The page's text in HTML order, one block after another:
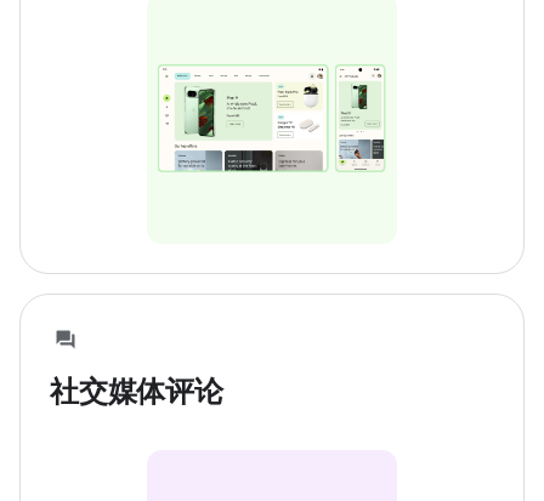
社交媒体评论